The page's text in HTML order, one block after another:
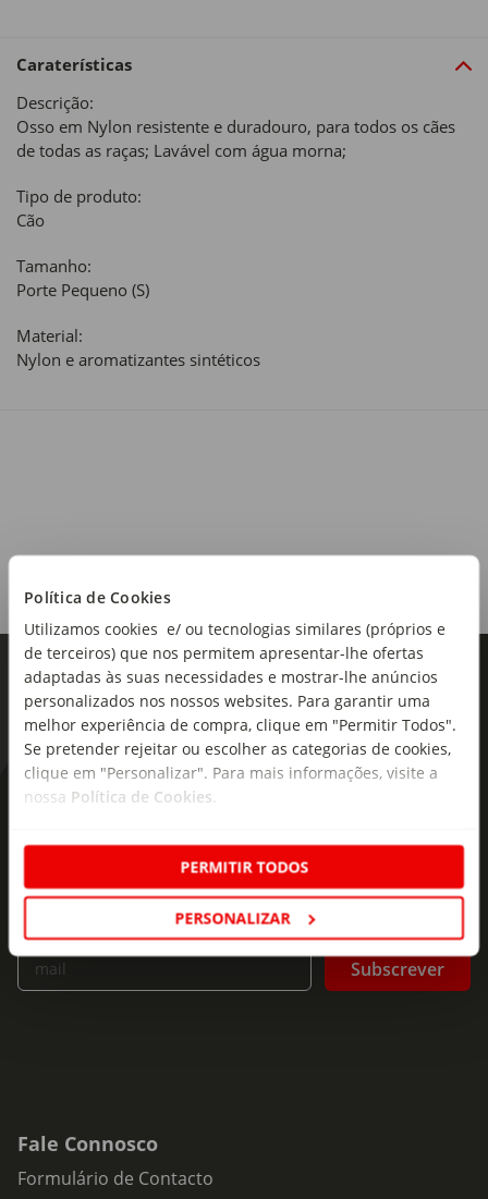
Política de Cookies
Utilizamos cookies e/ ou tecnologias similares (próprios e
de terceiros) que nos permitem apresentar-lhe ofertas
adaptadas às suas necessidades e mostrar-lhe anúncios
personalizados nos nossos websites. Para garantir uma
melhor experiência de compra, clique em "Permitir Todos".
Se pretender rejeitar ou escolher as categorias de cookies,
clique em "Personalizar". Para mais informações, visite a
nossa Política de Cookies
PERMITIR TODOS
PERSONALIZAR
Caraterísticas
Descrição:
Osso em Nylon resistente e duradouro, para todos os cães
de todas as raças; Lavável com água morna;
Tipo de produto:
Cão
Tamanho:
Porte Pequeno (S)
Material:
Nylon e aromatizantes sintéticos
As novidades mais frescas no
seu e-mail!
Subscreva e descubra campanhas exclusivas,
ofertas e novidades para si.
Insira o seu e-
mail
Subscrever
Fale Connosco
Formulário de Contacto